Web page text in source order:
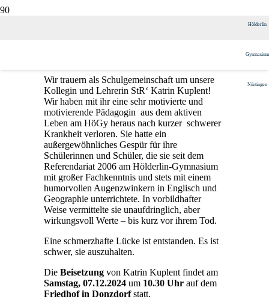
Hölderlin
Gymnasium
Nürtingen
Wir trauern als Schulgemeinschaft um unsere
Kollegin und Lehrerin StR‘ Katrin Kuplent!
Wir haben mit ihr eine sehr motivierte und
motivierende Pädagogin aus dem aktiven
Leben am HöGy heraus nach kurzer schwerer
Krankheit verloren. Sie hatte ein
außergewöhnliches Gespür für ihre
Schülerinnen und Schüler, die sie seit dem
Referendariat 2006 am Hölderlin-Gymnasium
mit großer Fachkenntnis und stets mit einem
humorvollen Augenzwinkern in Englisch und
Geographie unterrichtete. In vorbildhafter
Weise vermittelte sie unaufdringlich, aber
wirkungsvoll Werte – bis kurz vor ihrem Tod.
Eine schmerzhafte Lücke ist entstanden. Es ist
schwer, sie auszuhalten.
Die Beisetzungvon Katrin Kuplent findet am
Samstag, 07.12.2024um 10.30 Uhrauf dem
Friedhof in Donzdorfstatt.